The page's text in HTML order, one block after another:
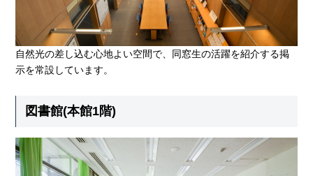
自然光の差し込む心地よい空間で、同窓生の活躍を紹介する掲
示を常設しています。
図書館(本館1階)